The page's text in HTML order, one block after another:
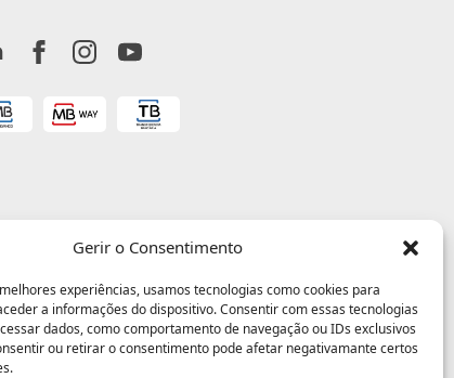
Gerir o Consentimento
experiências, usamos tecnologias como cookies para
a informações do dispositivo. Consentir com essas tecnologias
dados, como comportamento de navegação ou IDs exclusivos
ou retirar o consentimento pode afetar negativamante certos